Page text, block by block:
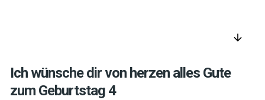
arrow_downward
Ich wünsche dir von herzen alles Gute
zum Geburtstag 4